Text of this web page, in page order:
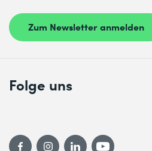
Zum Newsletter anmelden
Folge uns